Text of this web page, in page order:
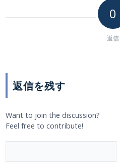
0
返信
返信を残す
Want to join the discussion?
Feel free to contribute!